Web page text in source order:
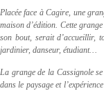
Placée face à Cagire, une
maison d’édition. Cette
son bout, serait d’accueillir,
jardinier, danseur, étudiant…
La grange de la Cassignole
dans le paysage et